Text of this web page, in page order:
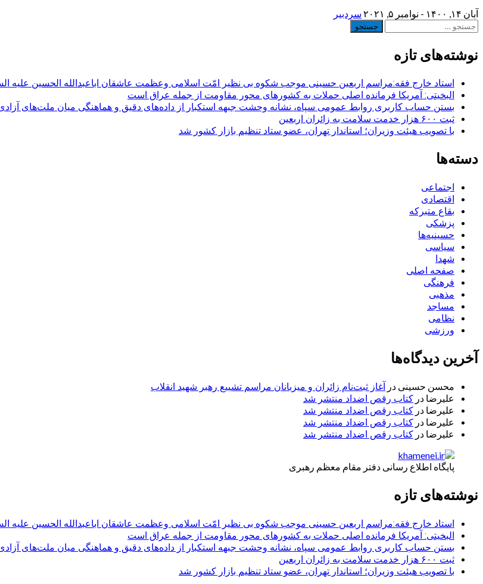
آبان ۱۴, ۱۴۰۰ - نوامبر ۵, ۲۰۲۱
سردبیر
جستجو
برای:
نوشته‌های تازه
استاد خارج فقه:مراسم اربعین حسینی موجب شکوه بی نظیر امّت اسلامی وعظمت عاشقان اباعبدالله الحسین
البخیتی: آمریکا فرمانده اصلی حملات به کشورهای محور مقاومت از جمله عراق است
بستن حساب کاربری روابط عمومی سپاه، نشانه‌ وحشت جبهه استکبار از داده‌های دقیق و هماهنگی میان ملت‌های
ثبت ۶۰۰ هزار خدمت سلامت به زائران اربعین
با تصویب هیئت وزیران؛ استاندار تهران، عضو ستاد تنظیم بازار کشور شد
دسته‌ها
اجتماعی
اقتصادی
بقاع متبرکه
پزشکی
حسینیه‌ها
سیاسی
شهدا
صفحه اصلی
فرهنگی
مذهبی
مساجد
نظامی
ورزشی
آخرین دیدگاه‌ها
محسن حسینی در آغاز ثبت‌نام زائران و میزبانان مراسم تشییع رهبر شهید انقلاب
علیرضا در کتاب رقص اضداد منتشر شد
علیرضا در کتاب رقص اضداد منتشر شد
علیرضا در کتاب رقص اضداد منتشر شد
علیرضا در کتاب رقص اضداد منتشر شد
پایگاه اطلاع رسانی دفتر مقام معظم رهبری
نوشته‌های تازه
استاد خارج فقه:مراسم اربعین حسینی موجب شکوه بی نظیر امّت اسلامی وعظمت عاشقان اباعبدالله الحسین
البخیتی: آمریکا فرمانده اصلی حملات به کشورهای محور مقاومت از جمله عراق است
بستن حساب کاربری روابط عمومی سپاه، نشانه‌ وحشت جبهه استکبار از داده‌های دقیق و هماهنگی میان ملت‌های
ثبت ۶۰۰ هزار خدمت سلامت به زائران اربعین
با تصویب هیئت وزیران؛ استاندار تهران، عضو ستاد تنظیم بازار کشور شد